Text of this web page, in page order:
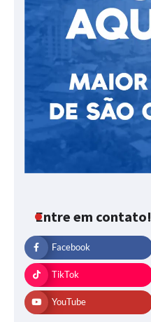
Entre em contato!
Facebook
TikTok
YouTube